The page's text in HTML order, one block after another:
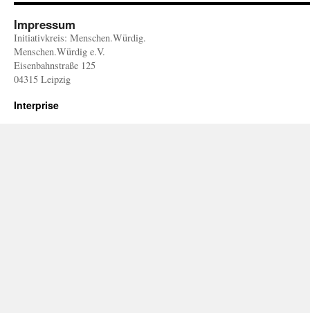
Impressum
Initiativkreis: Menschen.Würdig.
Menschen.Würdig e.V.
Eisenbahnstraße 125
04315 Leipzig
Interprise